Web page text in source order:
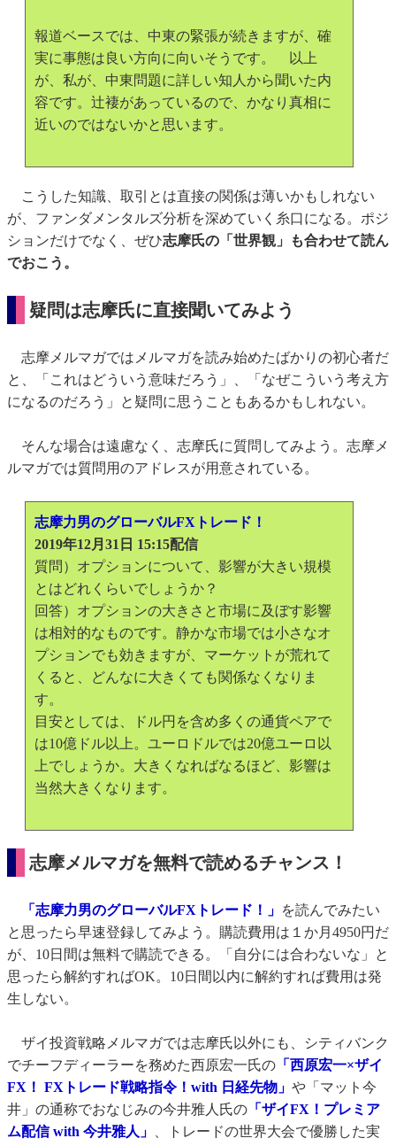
報道ベースでは、中東の緊張が続きますが、確
実に事態は良い方向に向いそうです。 以上
が、私が、中東問題に詳しい知人から聞いた内
容です。辻褄があっているので、かなり真相に
近いのではないかと思います。
こうした知識、取引とは直接の関係は薄いかもしれない
が、ファンダメンタルズ分析を深めていく糸口になる。ポジ
ションだけでなく、ぜひ志摩氏の「世界観」も合わせて読ん
でおこう。
疑問は志摩氏に直接聞いてみよう
志摩メルマガではメルマガを読み始めたばかりの初心者だ
と、「これはどういう意味だろう」、「なぜこういう考え方
になるのだろう」と疑問に思うこともあるかもしれない。
そんな場合は遠慮なく、志摩氏に質問してみよう。志摩メ
ルマガでは質問用のアドレスが用意されている。
志摩力男のグローバルFXトレード！
2019年12月31日 15:15配信
質問）オプションについて、影響が大きい規模
とはどれくらいでしょうか？
回答）オプションの大きさと市場に及ぼす影響
は相対的なものです。静かな市場では小さなオ
プションでも効きますが、マーケットが荒れて
くると、どんなに大きくても関係なくなりま
す。
目安としては、ドル円を含め多くの通貨ペアで
は10億ドル以上。ユーロドルでは20億ユーロ以
上でしょうか。大きくなればなるほど、影響は
当然大きくなります。
志摩メルマガを無料で読めるチャンス！
「志摩力男のグローバルFXトレード！」 を読んでみたい
と思ったら早速登録してみよう。購読費用は１か月4950円だ
が、10日間は無料で購読できる。「自分には合わないな」と
思ったら解約すればOK。10日間以内に解約すれば費用は発
生しない。
ザイ投資戦略メルマガでは志摩氏以外にも、シティバンク
でチーフディーラーを務めた西原宏一氏の 「西原宏一×ザイ
FX！ FXトレード戦略指令！with 日経先物」 や「マット今
井」の通称でおなじみの今井雅人氏の 「ザイFX！プレミア
ム配信 with 今井雅人」
、トレードの世界大会で優勝した実